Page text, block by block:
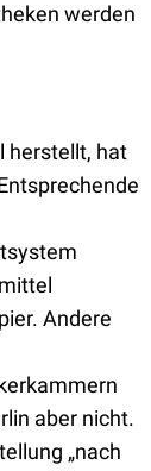
werden
herstellt, hat
Andere
aber nicht.
„nach